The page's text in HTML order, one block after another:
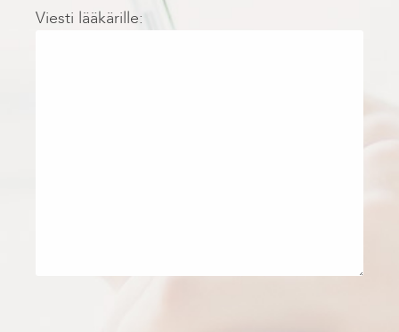
Viesti lääkärille: